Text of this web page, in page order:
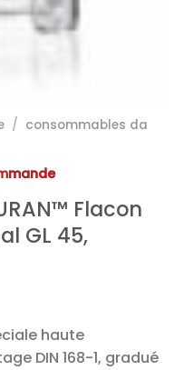
/ consommables da
Flacon
GL 45,
haute
DIN 168-1, gradué